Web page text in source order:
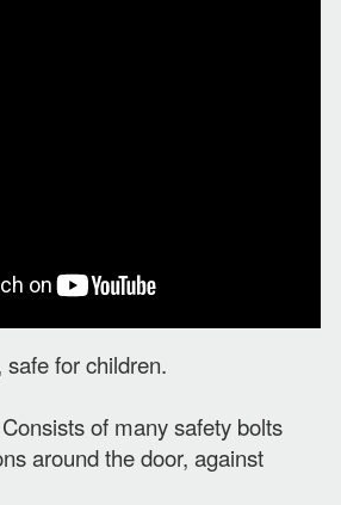
safe for children.
of many safety bolts
around the door, against